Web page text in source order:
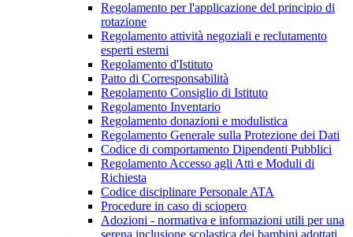
Regolamento per l'applicazione del principio di
rotazione
Regolamento attività negoziali e reclutamento
esperti esterni
Regolamento d'Istituto
Patto di Corresponsabilità
Regolamento Consiglio di Istituto
Regolamento Inventario
Regolamento donazioni e modulistica
Regolamento Generale sulla Protezione dei Dati
Codice di comportamento Dipendenti Pubblici
Regolamento Accesso agli Atti e Moduli di
Richiesta
Codice disciplinare Personale ATA
Procedure in caso di sciopero
Adozioni - normativa e informazioni utili per una